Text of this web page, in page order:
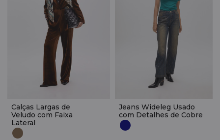
Calças Largas de
Veludo com Faixa
Lateral
Jeans Wideleg Usado
com Detalhes de Cobre